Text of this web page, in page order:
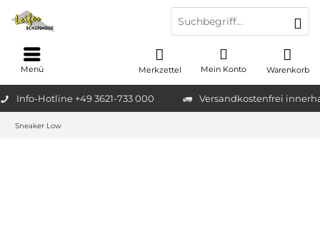
Info-Hotline +49 3621-733 000 Versandkostenfrei
Warenkorb
Merkzettel Mein Konto
Menü
Sneaker Low